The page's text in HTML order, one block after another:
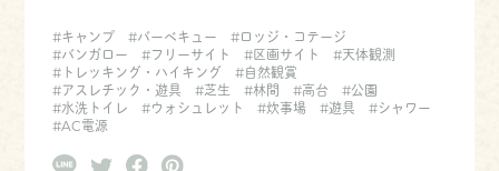
#キャンプ #バーベキュー
#ロッジ・コテージ
#バンガロー
#フリーサイト #区画サイト
#天体観測
#トレッキング・ハイキング
#自然観賞
#アスレチック・遊具
#芝生 #林間 #高台
#公園
#水洗トイレ
#ウォシュレット #炊事場 #遊具
#シャワー
#AC電源